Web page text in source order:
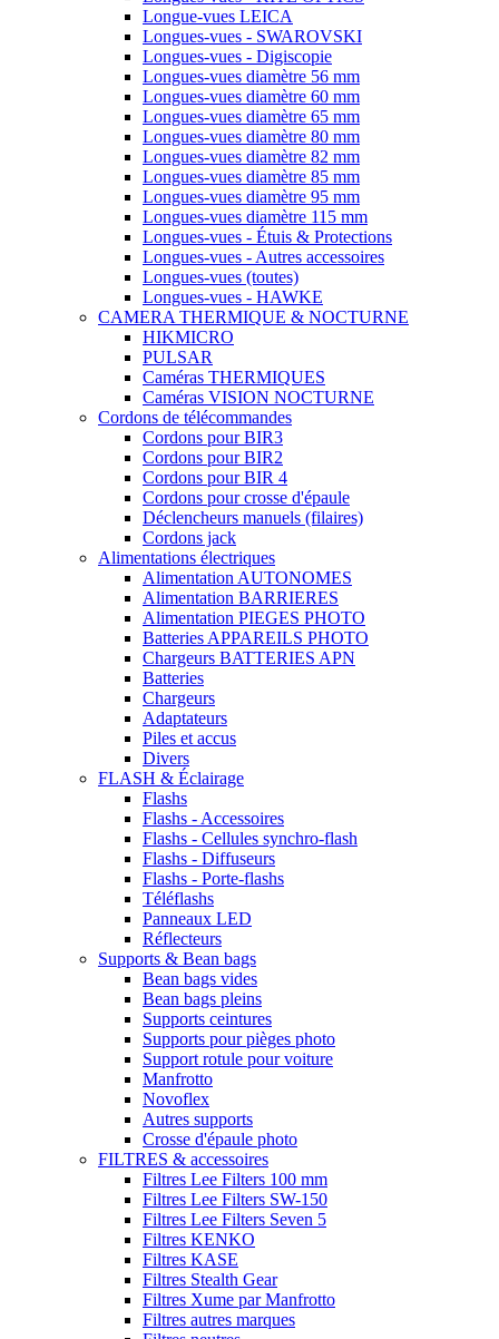
Longue-vues LEICA
Longues-vues - SWAROVSKI
Longues-vues - Digiscopie
Longues-vues diamètre 56 mm
Longues-vues diamètre 60 mm
Longues-vues diamètre 65 mm
Longues-vues diamètre 80 mm
Longues-vues diamètre 82 mm
Longues-vues diamètre 85 mm
Longues-vues diamètre 95 mm
Longues-vues diamètre 115 mm
Longues-vues - Étuis & Protections
Longues-vues - Autres accessoires
Longues-vues (toutes)
Longues-vues - HAWKE
CAMERA THERMIQUE & NOCTURNE
HIKMICRO
PULSAR
Caméras THERMIQUES
Caméras VISION NOCTURNE
Cordons de télécommandes
Cordons pour BIR3
Cordons pour BIR2
Cordons pour BIR 4
Cordons pour crosse d'épaule
Déclencheurs manuels (filaires)
Cordons jack
Alimentations électriques
Alimentation AUTONOMES
Alimentation BARRIERES
Alimentation PIEGES PHOTO
Batteries APPAREILS PHOTO
Chargeurs BATTERIES APN
Batteries
Chargeurs
Adaptateurs
Piles et accus
Divers
FLASH & Éclairage
Flashs
Flashs - Accessoires
Flashs - Cellules synchro-flash
Flashs - Diffuseurs
Flashs - Porte-flashs
Téléflashs
Panneaux LED
Réflecteurs
Supports & Bean bags
Bean bags vides
Bean bags pleins
Supports ceintures
Supports pour pièges photo
Support rotule pour voiture
Manfrotto
Novoflex
Autres supports
Crosse d'épaule photo
FILTRES & accessoires
Filtres Lee Filters 100 mm
Filtres Lee Filters SW-150
Filtres Lee Filters Seven 5
Filtres KENKO
Filtres KASE
Filtres Stealth Gear
Filtres Xume par Manfrotto
Filtres autres marques